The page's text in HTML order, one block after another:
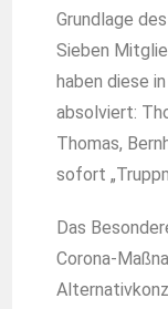
e
b
o
o
k
t
s
A
p
p
Grundlage
Sieben
haben diese
absolviert:
Thomas,
sofort
Das
Corona-